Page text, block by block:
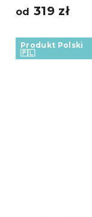
od 319 zł
Produkt Polski
🇵🇱